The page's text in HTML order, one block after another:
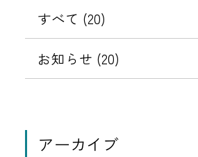
キ
すべて (20)
お知らせ (20)
アーカイブ